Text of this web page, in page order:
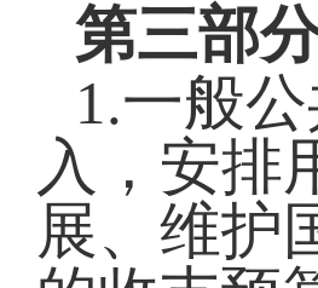
第三部
1.一般
入 ， 安排
展、维护